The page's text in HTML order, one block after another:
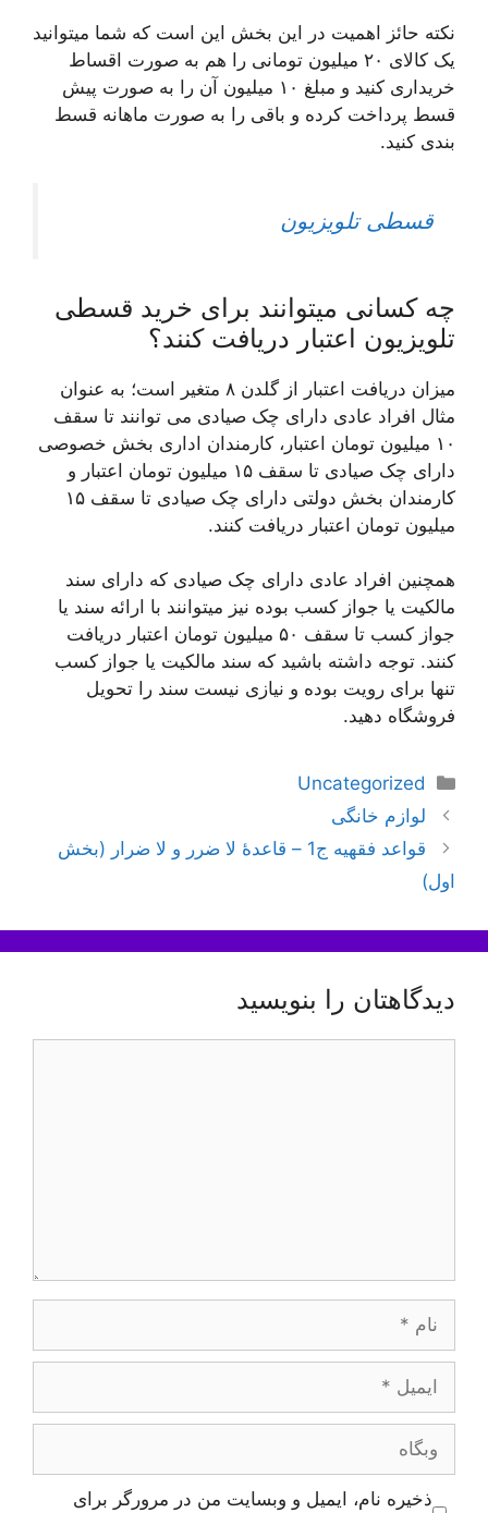
نکته حائز اهمیت در این بخش این است که شما میتوانید
یک کالای ۲۰ میلیون تومانی را هم به صورت اقساط
خریداری کنید و مبلغ ۱۰ میلیون آن را به صورت پیش
قسط پرداخت کرده و باقی را به صورت ماهانه قسط
بندی کنید.
قسطی تلویزیون
چه کسانی میتوانند برای خرید قسطی
تلویزیون اعتبار دریافت کنند؟
میزان دریافت اعتبار از گلدن ۸ متغیر است؛ به عنوان
مثال افراد عادی دارای چک صیادی می توانند تا سقف
۱۰ میلیون تومان اعتبار، کارمندان اداری بخش خصوصی
دارای چک صیادی تا سقف ۱۵ میلیون تومان اعتبار و
کارمندان بخش دولتی دارای چک صیادی تا سقف ۱۵
میلیون تومان اعتبار دریافت کنند.
همچنین افراد عادی دارای چک صیادی که دارای سند
مالکیت یا جواز کسب بوده نیز میتوانند با ارائه سند یا
جواز کسب تا سقف ۵۰ میلیون تومان اعتبار دریافت
کنند. توجه داشته باشید که سند مالکیت یا جواز کسب
تنها برای رویت بوده و نیازی نیست سند را تحویل
فروشگاه دهید.
دسته‌ها
Uncategorized
ناوبری
نوشته‌ها
لوازم خانگی
قواعد فقهیه ج1 – قاعدۀ لا ضرر و لا ضرار (بخش
دیدگاهتان را بنویسید
ذخیره نام، ایمیل و وبسایت من در مرورگر برای